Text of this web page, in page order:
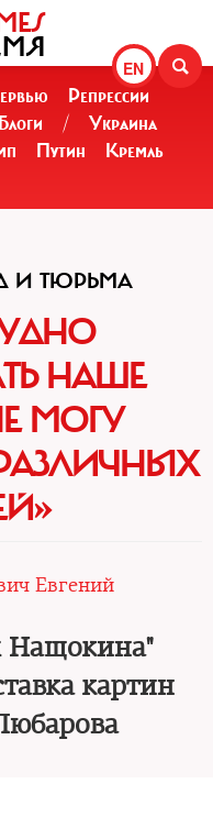
EN
Репрессии
Блоги /
Украина
Путин
Кремль
И ТЮРЬМА
НАШЕ
МОГУ
Евгений
Нащокина"
картин